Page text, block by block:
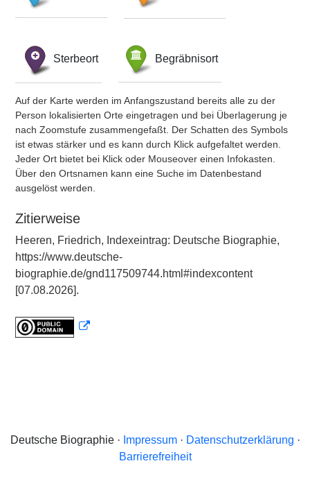
Sterbeort Begräbnisort
Auf der Karte werden im Anfangszustand bereits alle zu der
Person lokalisierten Orte eingetragen und bei Überlagerung je
nach Zoomstufe zusammengefaßt. Der Schatten des Symbols
ist etwas stärker und es kann durch Klick aufgefaltet werden.
Jeder Ort bietet bei Klick oder Mouseover einen Infokasten.
Über den Ortsnamen kann eine Suche im Datenbestand
ausgelöst werden.
Zitierweise
Heeren, Friedrich, Indexeintrag: Deutsche Biographie,
https://www.deutsche-
biographie.de/gnd117509744.html#indexcontent
[07.08.2026].
Deutsche Biographie · Impressum· Datenschutzerklärung ·
Barrierefreiheit